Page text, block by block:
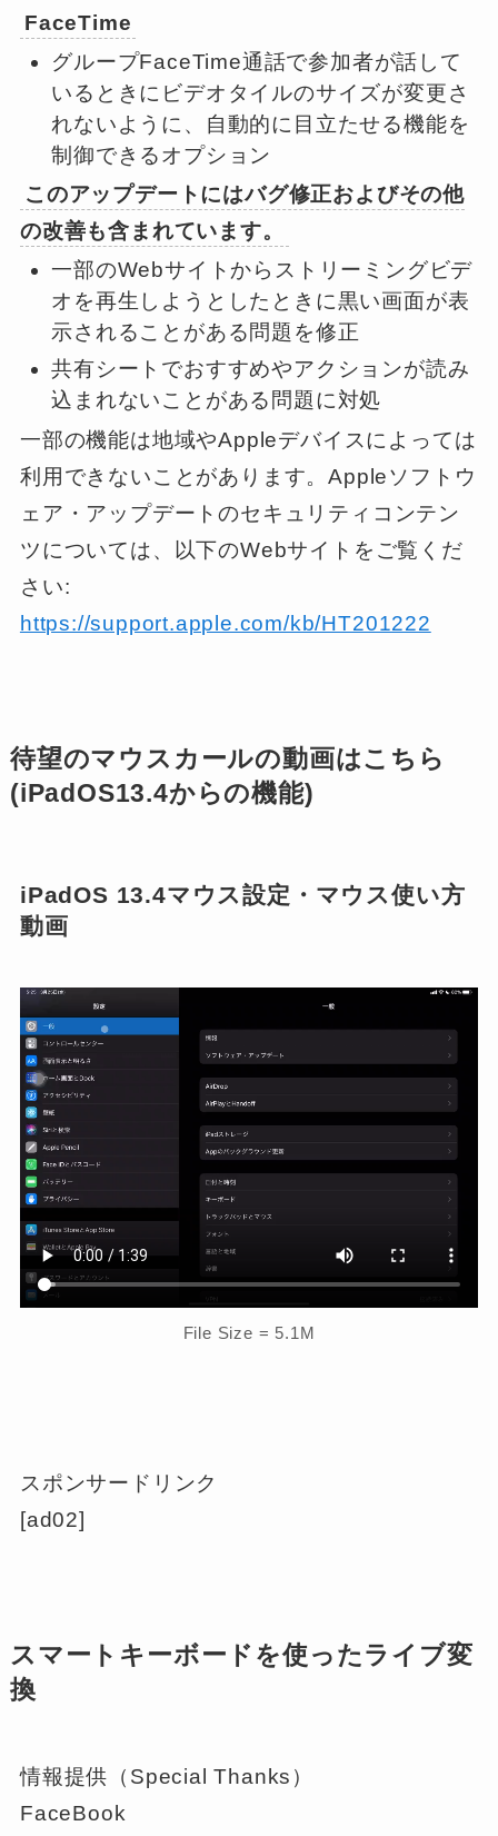
FaceTime
グループFaceTime通話で参加者が話して
いるときにビデオタイルのサイズが変更さ
れないように、自動的に目立たせる機能を
制御できるオプション
このアップデートにはバグ修正およびその他
の改善も含まれています。
一部のWebサイトからストリーミングビデ
オを再生しようとしたときに黒い画面が表
示されることがある問題を修正
共有シートでおすすめやアクションが読み
込まれないことがある問題に対処
一部の機能は地域やAppleデバイスによっては
利用できないことがあります。Appleソフトウ
ェア・アップデートのセキュリティコンテン
ツについては、以下のWebサイトをご覧くだ
さい:
https://support.apple.com/kb/HT201222
待望のマウスカールの動画はこちら
(iPadOS13.4からの機能)
iPadOS 13.4マウス設定・マウス使い方
動画
File Size = 5.1M
スポンサードリンク
[ad02]
スマートキーボードを使ったライブ変
換
情報提供（Special Thanks）
FaceBook